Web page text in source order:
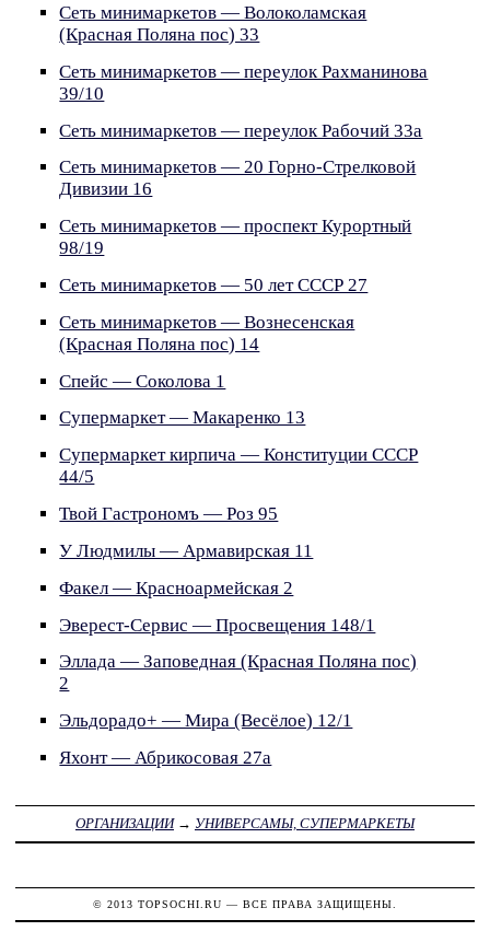
Сеть минимаркетов — Волоколамская
(Красная Поляна пос) 33
Сеть минимаркетов — переулок Рахманинова
39/10
Сеть минимаркетов — переулок Рабочий 33а
Сеть минимаркетов — 20 Горно-Стрелковой
Дивизии 16
Сеть минимаркетов — проспект Курортный
98/19
Сеть минимаркетов — 50 лет СССР 27
Сеть минимаркетов — Вознесенская
(Красная Поляна пос) 14
Спейс — Соколова 1
Супермаркет — Макаренко 13
Супермаркет кирпича — Конституции СССР
44/5
Твой Гастрономъ — Роз 95
У Людмилы — Армавирская 11
Факел — Красноармейская 2
Эверест-Сервис — Просвещения 148/1
Эллада — Заповедная (Красная Поляна пос)
2
Эльдорадо+ — Мира (Весёлое) 12/1
Яхонт — Абрикосовая 27а
ОРГАНИЗАЦИИ→ УНИВЕРСАМЫ, СУПЕРМАРКЕТЫ
© 2013 TOPSOCHI.RU — ВСЕ ПРАВА ЗАЩИЩЕНЫ.